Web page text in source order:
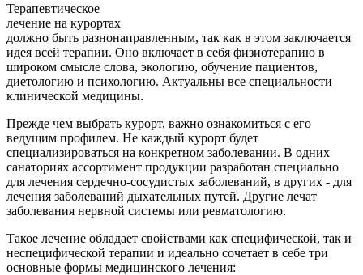
Терапевтическое
лечение на курортах
должно быть разнонаправленным, так как в этом заключается
идея всей терапии. Оно включает в себя физиотерапию в
широком смысле слова, экологию, обучение пациентов,
диетологию и психологию. Актуальны все специальности
клинической медицины.
Прежде чем выбрать курорт, важно ознакомиться с его
ведущим профилем. Не каждый курорт будет
специализироваться на конкретном заболевании. В одних
санаториях ассортимент продукции разработан специально
для лечения сердечно-сосудистых заболеваний, в других - для
лечения заболеваний дыхательных путей. Другие лечат
заболевания нервной системы или ревматологию.
Такое лечение обладает свойствами как специфической, так и
неспецифической терапии и идеально сочетает в себе три
основные формы медицинского лечения: